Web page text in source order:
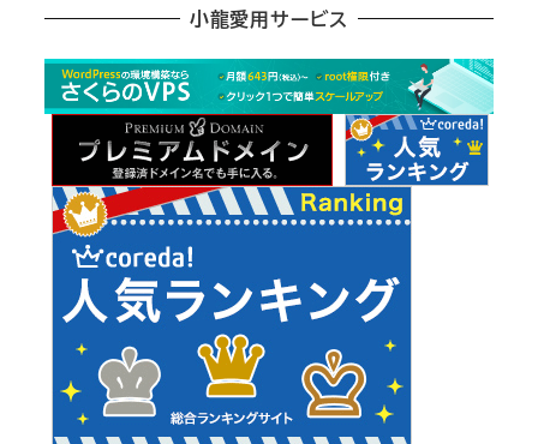
カ
小龍愛用サービス